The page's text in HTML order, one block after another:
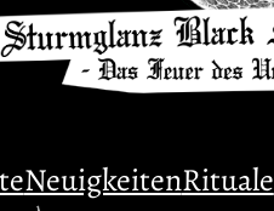
NeuigkeitenRituale